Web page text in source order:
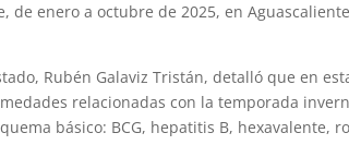
de enero a octubre de 2025, en
Rubén Galaviz Tristán, detalló que en
relacionadas con la temporada
básico: BCG, hepatitis B, hexavalente,